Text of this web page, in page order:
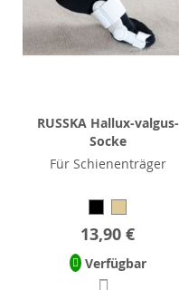
RUSSKA Hallux-valgus-
Socke
Für Schienenträger
13,90 €
Verfügbar